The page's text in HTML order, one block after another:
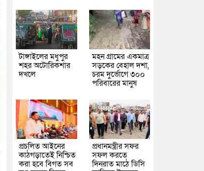
টাঙ্গাইলের মধুপুর
শহর অটোরিকশার
দখলে
মহন গ্রামের একমাত্র
সড়কের বেহাল দশা,
চরম দুর্ভোগে ৩০০
পরিবারের মানুষ
প্রচলিত আইনের
কাঠগড়াতেই নিশ্চিত
করা হবে বিগত সব
প্রধানমন্ত্রীর সফর
সফল করতে
দিনরাত মাঠে ডিসি